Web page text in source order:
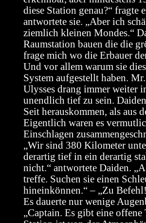
diese Station genau?“ fragte
antwortete sie. „Aber ich
ziemlich kleinen Mondes.“
Raumstation bauen die die
frage mich wo die Erbauer
Und vor allem warum sie
System aufgestellt haben.
Ulysses drang immer weiter
unendlich tief zu sein.
Seit herauskommen, als aus
Eigentlich waren es
Einschlagen
„Wir sind 380 Kilometer
derartig tief in ein derartig
nicht.“ antwortete Daiden.
treffe. Suchen sie einen
hineinkönnen.“ – „Zu
Es dauerte nur wenige
„Captain. Es gibt eine